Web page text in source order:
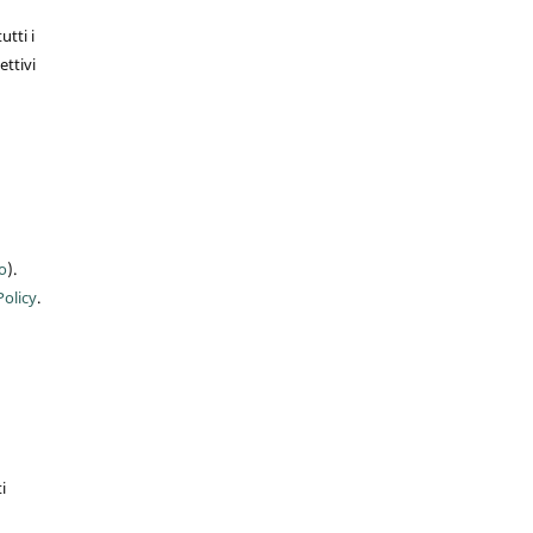
i
).
.